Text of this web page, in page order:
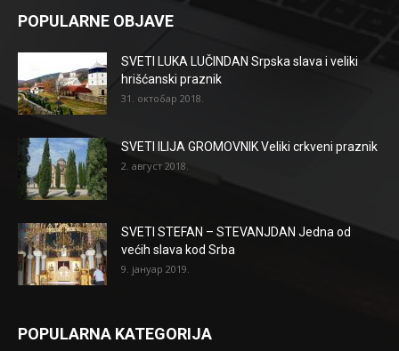
POPULARNE OBJAVE
SVETI LUKA LUČINDAN Srpska slava i veliki
hrišćanski praznik
31. октобар 2018.
SVETI ILIJA GROMOVNIK Veliki crkveni praznik
2. август 2018.
SVETI STEFAN – STEVANJDAN Jedna od
većih slava kod Srba
9. јануар 2019.
POPULARNA KATEGORIJA